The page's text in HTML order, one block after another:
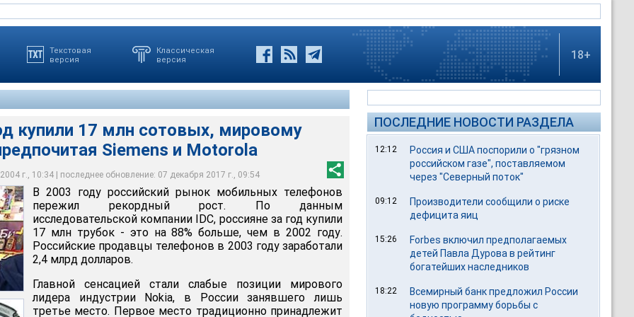
Текстовая
версия
Классическая
версия
18+
купили 17 млн сотовых, мировому
Siemens и Motorola
г., 10:34 | последнее обновление: 07 декабря 2017 г., 09:54
сотовых, мировому лидеру Nokia предпочитая Siemens и
слабые позиции мирового лидера индустрии Nokia, в России
место
немецкий Siemens
В 2003 году российский рынок мобильных телефонов
пережил рекордный рост. По данным
исследовательской компании IDC, россияне за год купили
17 млн трубок - это на 88% больше, чем в 2002 году.
Российские продавцы телефонов в 2003 году заработали
2,4 млрд долларов.
Главной сенсацией стали слабые позиции мирового
лидера индустрии Nokia, в России занявшего лишь
третье место. Первое место традиционно принадлежит
ПОСЛЕДНИЕ НОВОСТИ РАЗДЕЛА
12:12
Россия и США поспорили о "грязном
российском газе", поставляемом
через "Северный поток"
09:12
Производители сообщили о риске
дефицита яиц
15:26
Forbes включил предполагаемых
детей Павла Дурова в рейтинг
богатейших наследников
18:22
Всемирный банк предложил России
новую программу борьбы с